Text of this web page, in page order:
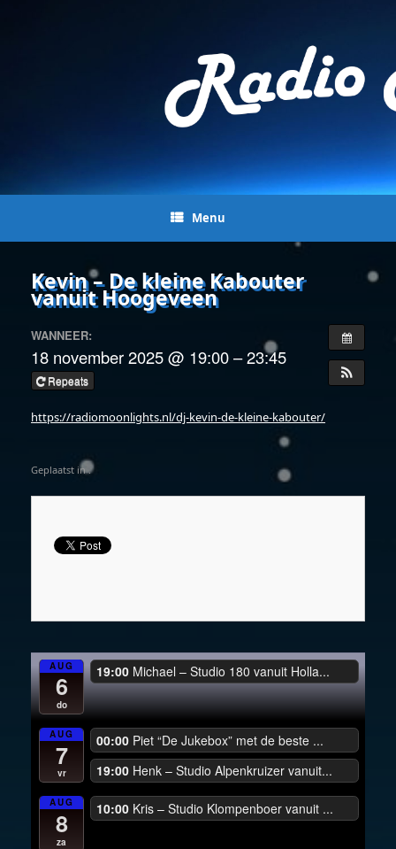
Menu
Kevin – De kleine Kabouter
vanuit Hoogeveen
WANNEER:
18 november 2025 @ 19:00 – 23:45
Repeats
https://radiomoonlights.nl/dj-kevin-de-kleine-kabouter/
Geplaatst in .
AUG
6
do
19:00 Michael – Studio 180 vanuit Holla...
AUG
7
vr
00:00 Piet “De Jukebox” met de beste ...
19:00 Henk – Studio Alpenkruizer vanuit...
AUG
8
za
10:00 Kris – Studio Klompenboer vanuit ...